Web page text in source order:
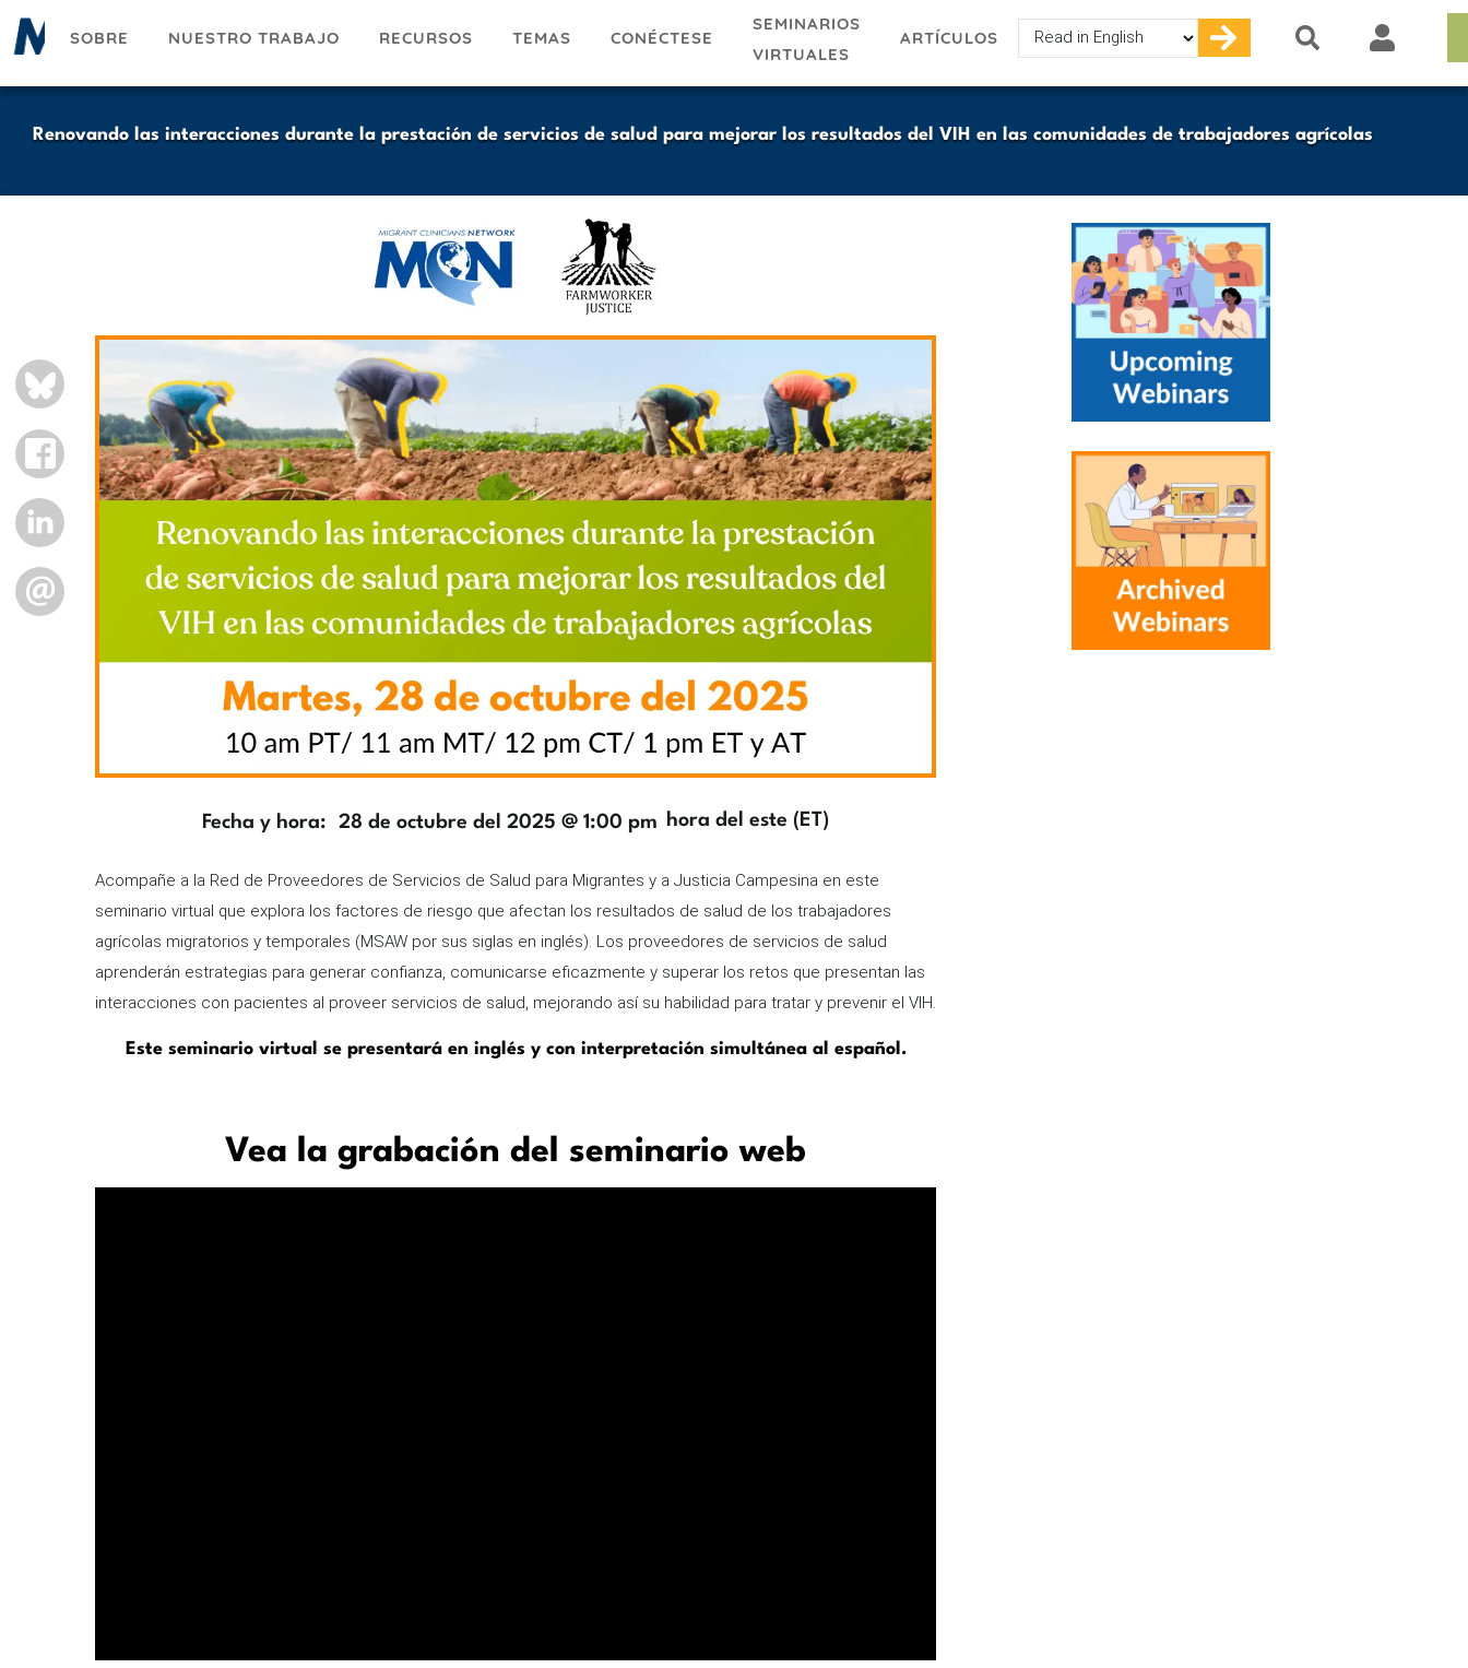
Pasar
SOBRE NUESTRO TRABAJO RECURSOS TEMAS CONÉCTESE
SEMINARIOS
VIRTUALES
ARTÍCULOS
Select
your
Renovando las interacciones durante la prestación de servicios de salud para mejorar los resultados del VIH en las comunidades de trabajadores agrícolas
BLUESKY
FACEBOOK
LINKEDIN
EMAIL
Fecha y hora 28 de octubre del 2025 @ 1:00 pm Zona
hora del este (ET)
Description
Acompañe a la Red de Proveedores de Servicios de Salud para Migrantes y a Justicia Campesina en este
seminario virtual que explora los factores de riesgo que afectan los resultados de salud de los trabajadores
agrícolas migratorios y temporales (MSAW por sus siglas en inglés). Los proveedores de servicios de salud
aprenderán estrategias para generar confianza, comunicarse eficazmente y superar los retos que presentan las
interacciones con pacientes al proveer servicios de salud, mejorando así su habilidad para tratar y prevenir el VIH.
Este seminario virtual se presentará en inglés y con interpretación simultánea al español.
Vea la grabación del seminario web